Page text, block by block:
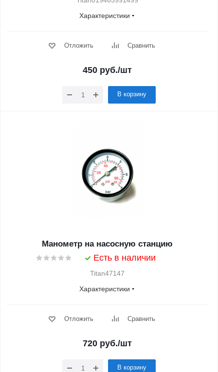
Характеристики
Отложить Сравнить
450 руб./шт
В корзину
Манометр на насосную станцию
Есть в наличии
Titan47147
Характеристики
Отложить Сравнить
720 руб./шт
В корзину